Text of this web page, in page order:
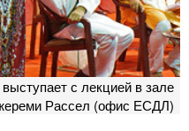
с лекцией в зале
Рассел (офис ЕСДЛ)